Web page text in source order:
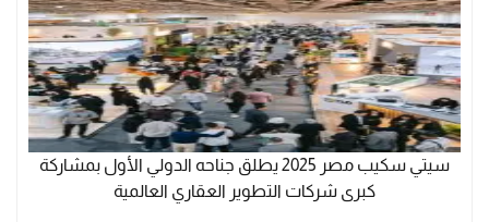
سيتي سكيب مصر 2025 يطلق جناحه الدولي الأول بمشاركة
كبرى شركات التطوير العقاري العالمية